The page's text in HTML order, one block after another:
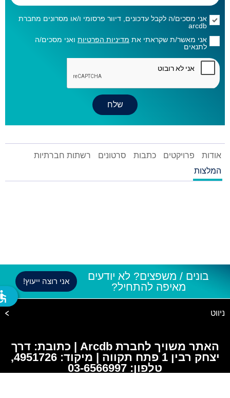
אני מסכים/ה לקבל עדכונים, דיוור פרסומי ו/או מסרונים מחברת
arcdb
אני מאשר/ת שקראתי את מדיניות הפרטיות ואני מסכים/ה
לתנאים
אודות פרויקטים כתבות סרטונים
רשתות חברתיות
המלצות
בונים / משפצים? לא יודעים
מאיפה להתחיל?
אני רוצה ייעוץ!
ניווט
האתר משויך לחברת Arcdb | כתובת: דרך
יצחק רבין 1 פתח תקווה | מיקוד: 4951726,
טלפון: 03-6566997